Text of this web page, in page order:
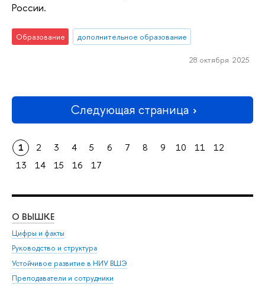
России.
Образование дополнительное образование
28 октября 2025
Следующая страница
1 2 3 4 5 6 7 8 9 10 11
12
13
14 15 16 17
О ВЫШКЕ
Цифры и факты
Руководство и структура
Устойчивое развитие в НИУ ВШЭ
Преподаватели и сотрудники